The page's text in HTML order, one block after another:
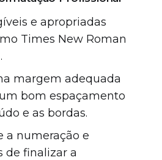
e apropriadas
Times New Roman
margem adequada
bom espaçamento
e as bordas.
a numeração e
de finalizar a